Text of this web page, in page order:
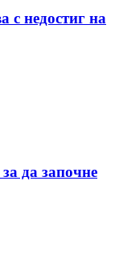
с недостиг на
да започне